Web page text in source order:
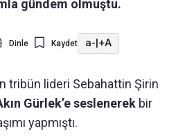
gündem olmuştu.
Dinle Kaydet a-|+A
tribün lideri Sebahattin Şirin
Gürlek’e seslenerek bir
yapmıştı.